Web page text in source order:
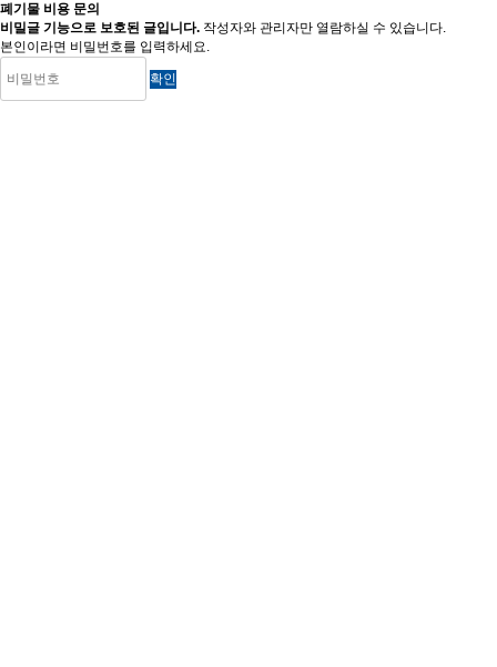
폐기물 비용 문의
비밀글 기능으로 보호된 글입니다. 작성자와 관리자만 열람하실 수 있습니다.
본인이라면 비밀번호를 입력하세요.